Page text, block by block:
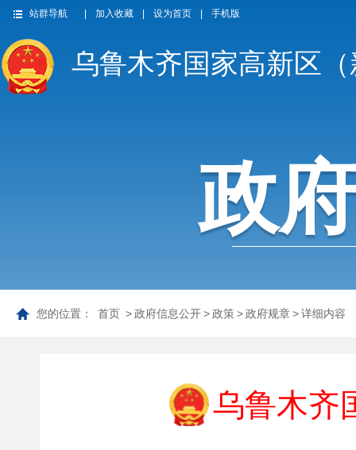
站群导航 加入收藏 设为首页 手机版
乌鲁木齐国家高新区
政
您的位置： 首页 >政府信息公开>政策>政府规章>详细内容
乌鲁木齐